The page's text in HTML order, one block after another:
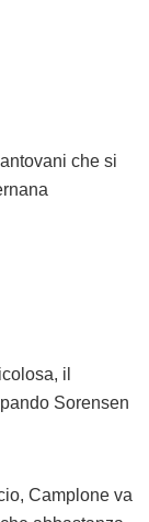
che si
il
Sorensen
Camplone va